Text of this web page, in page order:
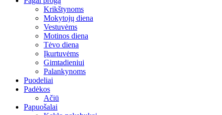
Krikštynoms
Mokytojų diena
Vestuvėms
Motinos diena
Tėvo diena
Įkurtuvėms
Gimtadieniui
Palankynoms
Puodeliai
Padėkos
Ačiū
Papuošalai